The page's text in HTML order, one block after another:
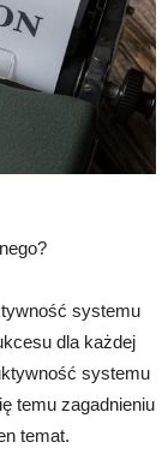
systemu
dla każdej
systemu
temu zagadnieniu
temat.